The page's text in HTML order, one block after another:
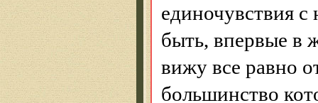
единочувствия
быть, впервые в
вижу все равно
большинство